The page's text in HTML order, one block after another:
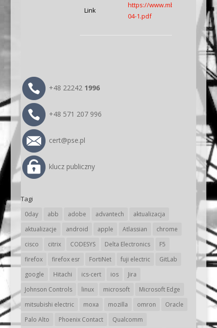
Link
https://
04-1.pdf
+48 22242 1996
+48 571 207 996
cert@pse.pl
klucz publiczny
Tagi
0day abb adobe advantech
aktualizacja
aktualizacje
android apple Atlassian
chrome
cisco
citrix CODESYS Delta Electronics
F5
firefox
firefox esr FortiNet fuji electric
GitLab
google
Hitachi ics-cert ios
Jira
Johnson Controls
linux microsoft
Microsoft Edge
mitsubishi electric
moxa mozilla omron
Oracle
Palo Alto
Phoenix Contact
Qualcomm